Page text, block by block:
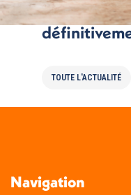
La
TOUTE L'ACTUALITÉ
Navigation